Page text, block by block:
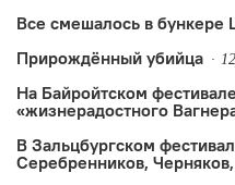
Курентзиса, будет
зрителям уже 26
Все смешалось в бункере
Прирождённый убийца
На Байройтском
«жизнерадостного
В Зальцбургском
Серебренников,